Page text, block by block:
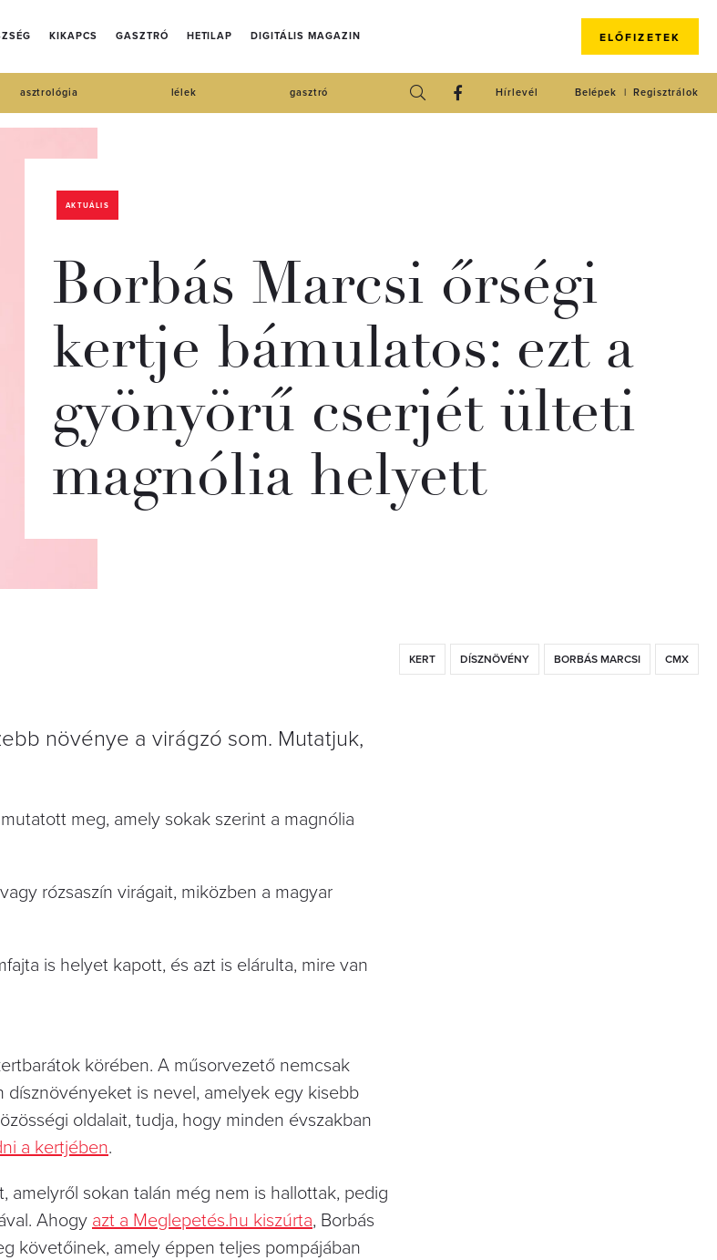
KIKAPCS GASZTRÓ HETILAP DIGITÁLIS MAGAZIN ELŐFIZETEK
asztrológia lélek gasztró Regisztrálok
Belépek
Hírlevél
AKTUÁLIS
Borbás Marcsi őrségi
kertje bámulatos: ezt a
gyönyörű cserjét ülteti
magnólia helyett
KERT DÍSZNÖVÉNY BORBÁS MARCSI CMX
növénye a virágzó som. Mutatjuk,
meg, amely sokak szerint a magnólia
rózsaszín virágait, miközben a magyar
is helyet kapott, és azt is elárulta, mire van
körében. A műsorvezető nemcsak
is nevel, amelyek egy kisebb
oldalait, tudja, hogy minden évszakban
a kertjében.
sokan talán még nem is hallottak, pedig
Ahogy azt a Meglepetés.hu kiszúrta, Borbás
követőinek, amely éppen teljes pompájában